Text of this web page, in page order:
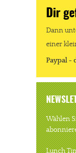
Dir
Dann
einer
Paypal -
Wählen
Lunch